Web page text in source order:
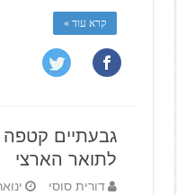
קרא עוד »
גבעתיים קטפה
לתואר הארצי
דורית סוסי ינואר 5,